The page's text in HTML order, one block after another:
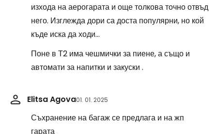
изхода на аерогарата и още толкова точно отвъд
него. Изглежда дори са доста популярни, но кой
къде иска да ходи...
Поне в Т2 има чешмички за пиене, а също и
автомати за напитки и закуски .
Elitsa Agova01. 01. 2025
Съхранение на багаж се предлага и на жп
гарата